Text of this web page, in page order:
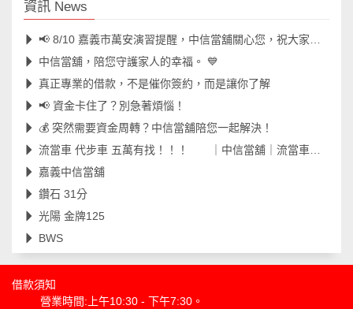
資訊 News
📢 8/10 嘉義市萬安演習提醒，中信當舖關心您，祝大家演習平安順利！
中信當舖，陪您守護家人的幸福。 💙
真正專業的借款，不是催你簽約，而是讓你了解
📢 資金卡住了？別急著煩惱！
💰 突然需要資金周轉？中信當舖陪您一起解決！
流當車 代步車 五萬有找！！！ ｜中信當舖｜流當車｜代步車｜工地車｜嘉義當舖｜
嘉義中信當舖
鑽石 31分
光陽 金牌125
BWS
借款須知
營業時間:上午10:30 - 下午7:30。